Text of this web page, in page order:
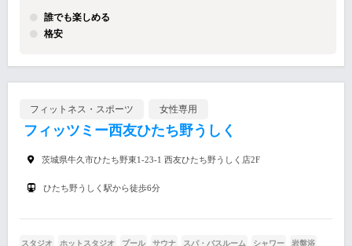
誰でも楽しめる
格安
フィットネス・スポーツ 女性専用
フィッツミー西友ひたち野うしく
茨城県牛久市ひたち野東1-23-1 西友ひたち野うしく店2F
ひたち野うしく駅から徒歩6分
スタジオ ホットスタジオ プール サウナ スパ・バスルーム シャワー 岩盤浴